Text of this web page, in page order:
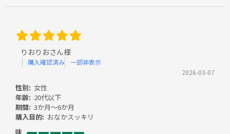
りおりおさん様
購入確認済み
一部非表示
2026-03-07
性別: 女性
年齢: 20代以下
期間: 3か月～6か月
購入目的: おなかスッキリ
味